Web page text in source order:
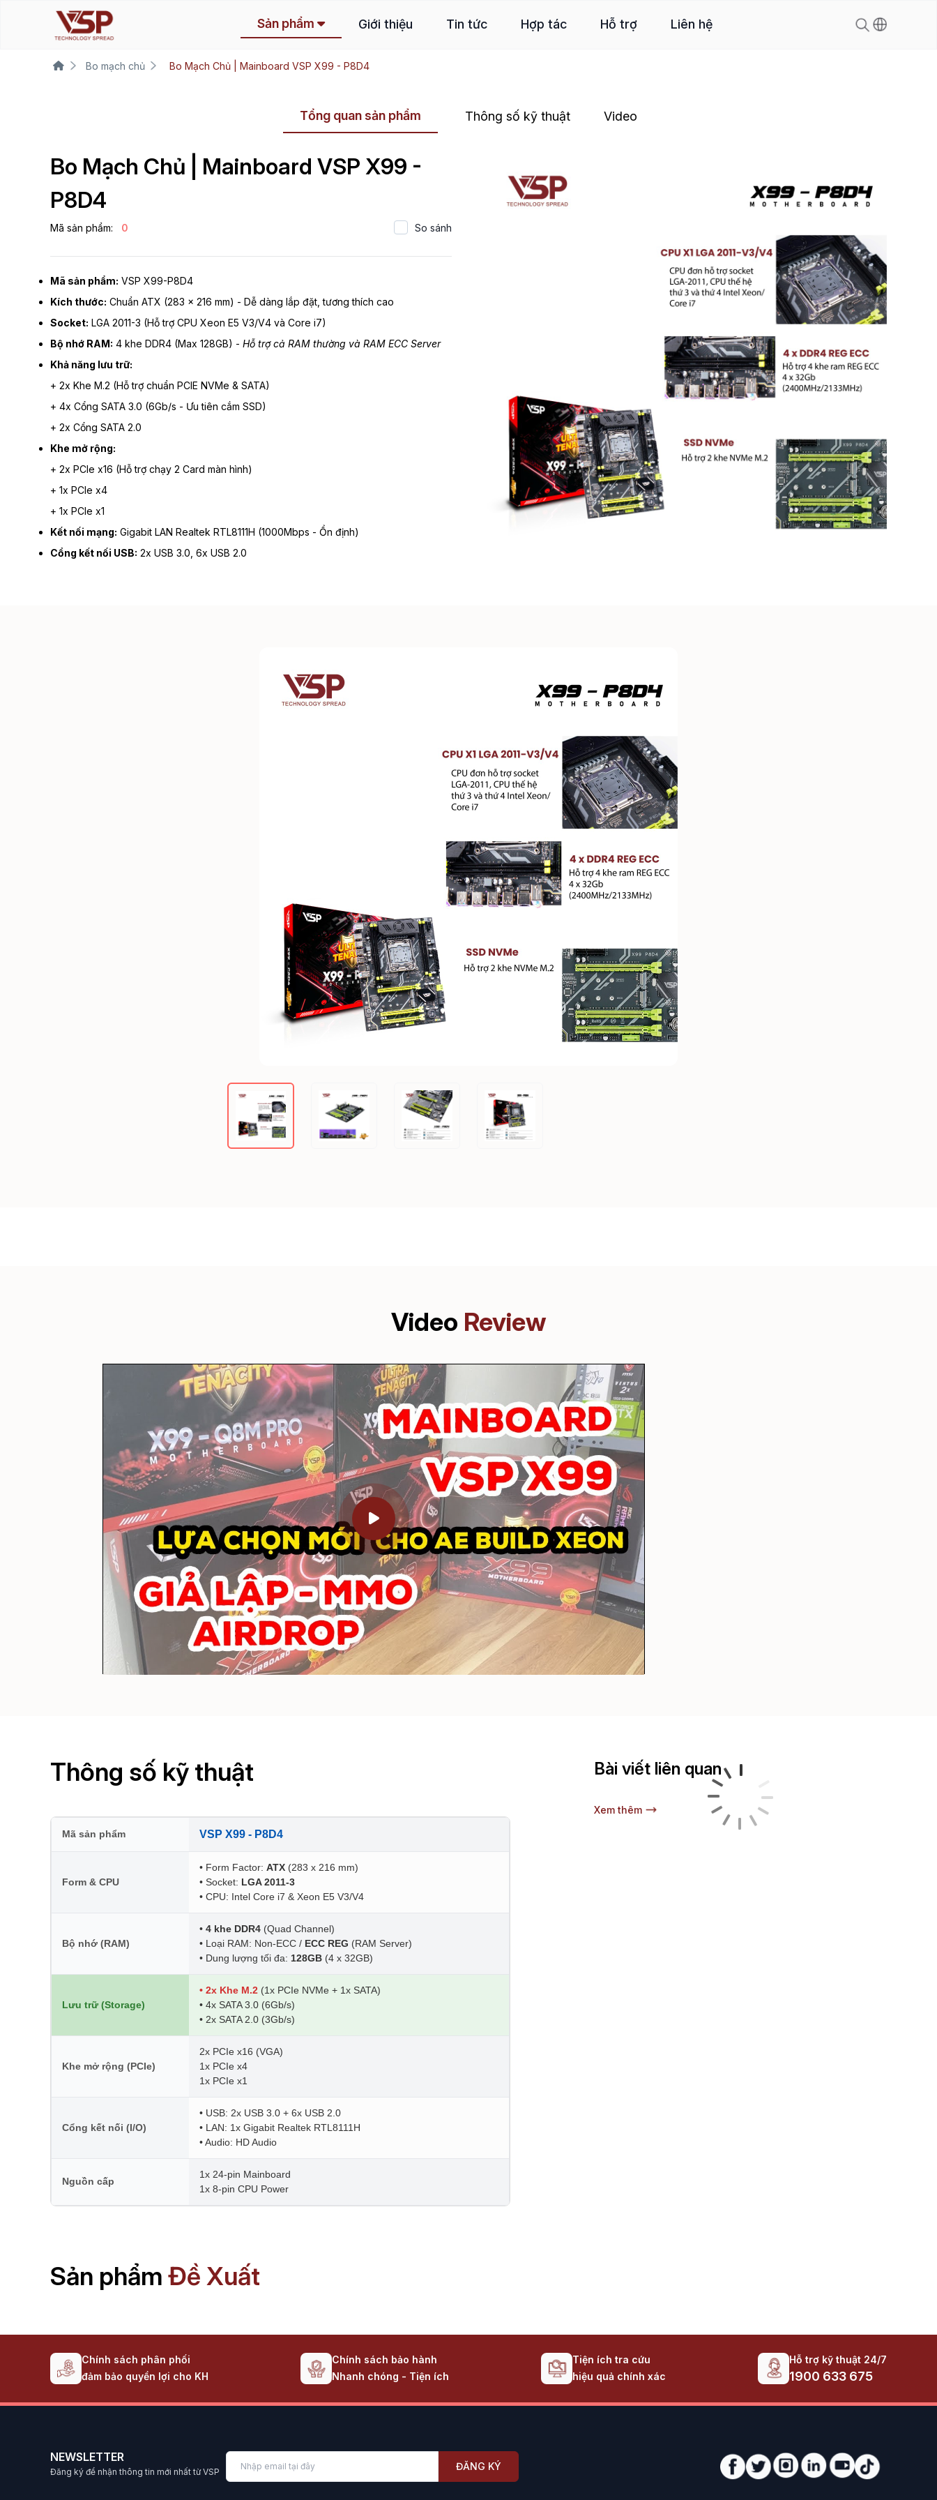
Sản phẩm Giới thiệu Tin tức Hợp tác Hỗ trợ Liên hệ
Bo mạch chủ Bo Mạch Chủ | Mainboard VSP X99 - P8D4
Tổng quan sản phẩm Thông số kỹ thuật Video
Bo Mạch Chủ | Mainboard VSP X99 -
P8D4
Mã sản phẩm: 0 So sánh
Mã sản phẩm: VSP X99-P8D4
Kích thước: Chuẩn ATX (283 x 216 mm) - Dễ dàng lắp đặt, tương thích cao
Socket: LGA 2011-3 (Hỗ trợ CPU Xeon E5 V3/V4 và Core i7)
Bộ nhớ RAM: 4 khe DDR4 (Max 128GB) - Hỗ trợ cả RAM thường và RAM ECC Server
Khả năng lưu trữ:
+ 2x Khe M.2 (Hỗ trợ chuẩn PCIE NVMe & SATA)
+ 4x Cổng SATA 3.0 (6Gb/s - Ưu tiên cắm SSD)
+ 2x Cổng SATA 2.0
Khe mở rộng:
+ 2x PCIe x16 (Hỗ trợ chạy 2 Card màn hình)
+ 1x PCIe x4
+ 1x PCIe x1
Kết nối mạng: Gigabit LAN Realtek RTL8111H (1000Mbps - Ổn định)
Cổng kết nối USB: 2x USB 3.0, 6x USB 2.0
Video Review
Thông số kỹ thuật
Mã sản phẩm VSP X99 - P8D4
Form & CPU
• Form Factor: ATX (283 x 216 mm)
• Socket: LGA 2011-3
• CPU: Intel Core i7 & Xeon E5 V3/V4
Bộ nhớ (RAM)
• 4 khe DDR4 (Quad Channel)
• Loại RAM: Non-ECC / ECC REG (RAM Server)
• Dung lượng tối đa: 128GB (4 x 32GB)
Lưu trữ (Storage)
• 2x Khe M.2 (1x PCIe NVMe + 1x SATA)
• 4x SATA 3.0 (6Gb/s)
• 2x SATA 2.0 (3Gb/s)
Khe mở rộng (PCIe)
2x PCIe x16 (VGA)
1x PCIe x4
1x PCIe x1
Cổng kết nối (I/O)
• USB: 2x USB 3.0 + 6x USB 2.0
• LAN: 1x Gigabit Realtek RTL8111H
• Audio: HD Audio
Nguồn cấp
1x 24-pin Mainboard
1x 8-pin CPU Power
Bài viết liên quan
Xem thêm
Sản phẩm Đề Xuất
Chính sách phân phối
đảm bảo quyền lợi cho KH
Chính sách bảo hành
Nhanh chóng - Tiện ích
Tiện ích tra cứu
hiệu quả chính xác
Hỗ trợ kỹ thuật 24/7
1900 633 675
NEWSLETTER
Đăng ký để nhận thông tin mới nhất từ VSP ĐĂNG KÝ